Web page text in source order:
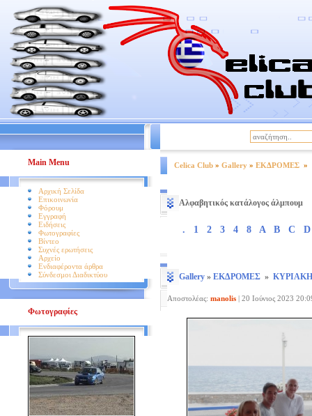
Main Menu
Αρχική Σελίδα
Επικοινωνία
Φόρουμ
Εγγραφή
Ειδήσεις
Φωτογραφίες
Βίντεο
Συχνές ερωτήσεις
Αρχείο
Ενδιαφέροντα άρθρα
Σύνδεσμοι Διαδικτύου
Φωτογραφίες
Celica Club » Gallery » ΕΚΔΡΟΜΕΣ »
Αλφαβητικός κατάλογος άλμπουμ
. 1 2 3 4 8 A B C D
Gallery » ΕΚΔΡΟΜΕΣ » ΚΥΡΙΑΚΗ
Αποστολέας: manolis | 20 Ιούνιος 2023